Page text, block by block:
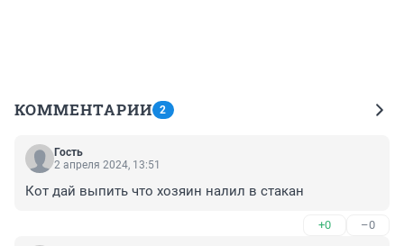
КОММЕНТАРИИ 2
Гость
2 апреля 2024, 13:51
Кот дай выпить что хозяин налил в стакан
+0 –0